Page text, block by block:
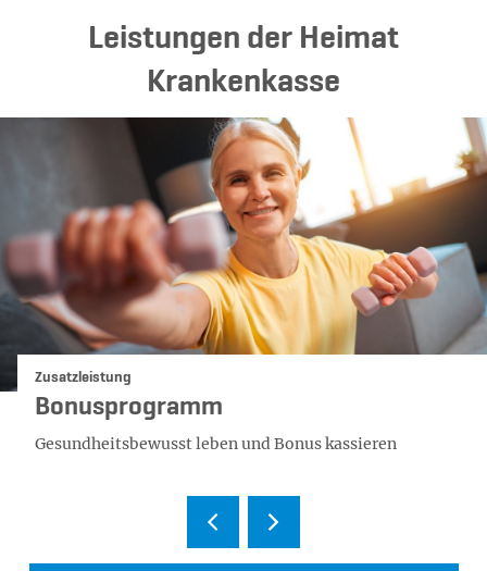
Leistungen der Heimat
Krankenkasse
Kategorie:
Zusatzleistung
Bonusprogramm
Gesundheitsbewusst leben und Bonus kassieren